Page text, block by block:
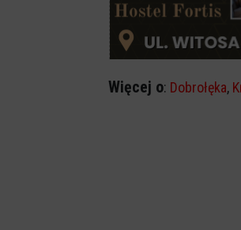
Więcej o: Dobrołęka,